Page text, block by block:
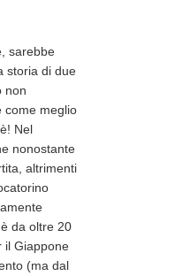
sarebbe
storia di due
non
come meglio
Nel
nonostante
altrimenti
da oltre 20
il Giappone
(ma dal